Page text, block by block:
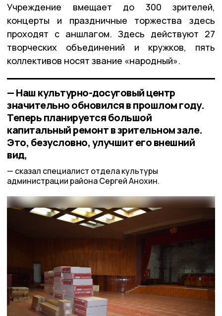
Учреждение вмещает до 300 зрителей,
концерты и праздничные торжества здесь
проходят с аншлагом. Здесь действуют 27
творческих объединений и кружков, пять
коллективов носят звание «народный».
— Наш культурно-досуговый центр
значительно обновился в прошлом году.
Теперь планируется большой
капитальный ремонт в зрительном зале.
Это, безусловно, улучшит его внешний
вид,
сказал специалист отдела культуры
администрации района Сергей Анохин.